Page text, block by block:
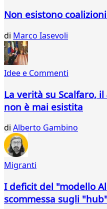
Non esistono
di Marco Iasevoli
Idee e Commenti
La verità su Scalfaro,
non è mai esistita
di Alberto Gambino
Migranti
I deficit del "modello
scommessa sugli